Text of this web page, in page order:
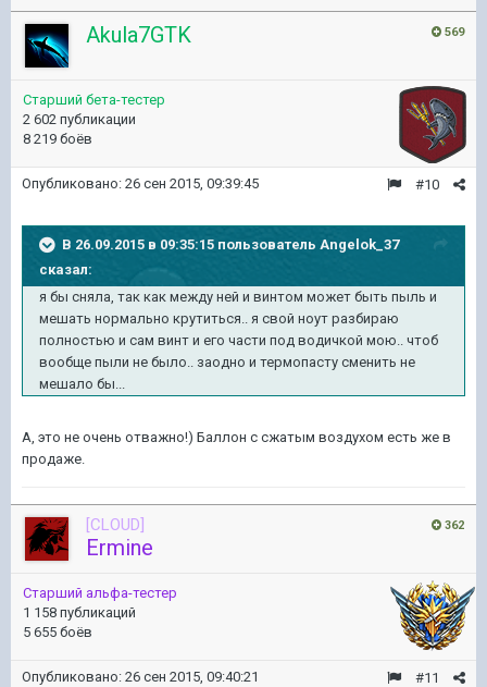
569
Akula7GTK
Старший бета-тестер
2 602 публикации
8 219 боёв
#10
Опубликовано: 26 сен 2015, 09:39:45
В 26.09.2015 в 09:35:15 пользователь Angelok_37
сказал:
я бы сняла, так как между ней и винтом может быть пыль и
мешать нормально крутиться.. я свой ноут разбираю
полностью и сам винт и его части под водичкой мою.. чтоб
вообще пыли не было.. заодно и термопасту сменить не
мешало бы...
А, это не очень отважно!) Баллон с сжатым воздухом есть же в
продаже.
362
[CLOUD]
Ermine
Старший альфа-тестер
1 158 публикаций
5 655 боёв
#11
Опубликовано: 26 сен 2015, 09:40:21